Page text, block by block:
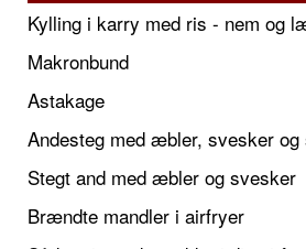
Kylling i karry med ris - nem og
Makronbund
Astakage
Stegt and med æbler og svesker
Brændte mandler i airfryer